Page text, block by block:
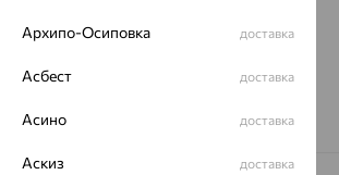
8 (800) 250-02-30
Архипо-Осиповка доставка
Асбест доставка
Асино доставка
Аскиз доставка